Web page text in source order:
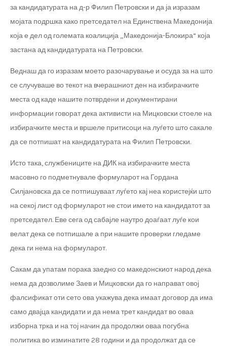
за кандидатурата на д-р Филип Петровски и да ја изразам
мојата подршка како претседател на Единствена Македонија
која е дел од големата коалиција „Македонија-Блокира“ која
застана ад кандидатурата на Петровски.
Веднаш да го изразам моето разочарување и осуда за на што
се случуваше во текот на вчерашниот ден на избирачките
места од каде нашите потврдени и документирани
информации говорат дека активисти на Мицковски стоеле на
избирачките места и вршеле притисоци на луѓето што сакале
да се потпишат на кандидатурата на Филип Петровски.
Исто така, службениците на ДИК на избирачките места
масовно го подметнувале формуларот на Гордана
Силјановска да се потпишуваат луѓето кај неа користејќи што
на секој лист од формуларот не стои името на кандидатот за
претседател. Еве сега од сабајле наутро доаѓаат луѓе кои
велат дека се потпишале а при нашите проверки гледаме
дека ги нема на формуларот.
Сакам да упатам порака заедно со македонскиот народ дека
нема да дозволиме Заев и Мицковски да го направат овој
фалсификат оти сето ова укажува дека имаат договор да има
само двајца кандидати и да нема трет кандидат во оваа
изборна трка и на тој начин да продолжи оваа погубна
политика во изминатите 28 години и да продолжат да се